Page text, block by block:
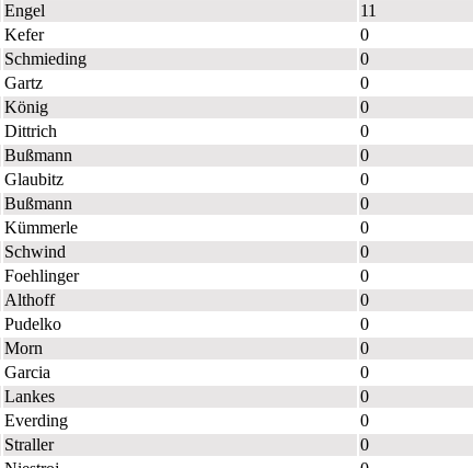
Engel
11
Kefer
0
Schmieding
0
Gartz
0
König
0
Dittrich
0
Bußmann
0
Glaubitz
0
Bußmann
0
Kümmerle
0
Schwind
0
Foehlinger
0
Althoff
0
Pudelko
0
Morn
0
Garcia
0
Lankes
0
Everding
0
Straller
0